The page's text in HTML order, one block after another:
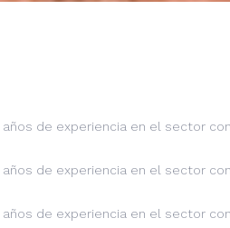
de experiencia en el sector
de experiencia en el sector
de experiencia en el sector